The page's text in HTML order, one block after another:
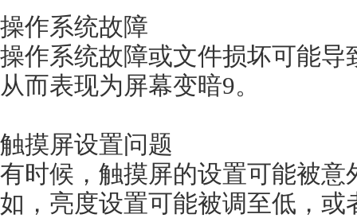
操作系统故障
操作系统故障或文件损坏可能导
从而表现为屏幕变暗9。
触摸屏设置问题
有时候，触摸屏的设置可能被意
如，亮度设置可能被调至低